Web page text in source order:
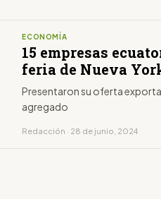
ECONOMÍA
15 empresas
feria de Nueva
Presentaron su oferta
agregado
Redacción · 28 de junio, 2024